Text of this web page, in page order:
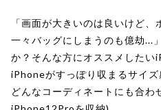
「画面が大きいのは良いけど、
一々バッグにしまうのも億劫...
か？そんな方にオススメしたい
iPhoneがすっぽり収まるサイ
どんなコーディネートにも合わ